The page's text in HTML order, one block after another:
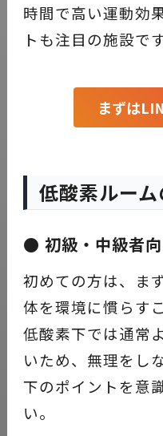
時間で高い運動効
トも注目の施設です
まずは
低酸素ルー
● 初級・中級者
初めての方は、ま
体を環境に慣らす
低酸素下では通常
いため、無理をし
下のポイントを意
い。